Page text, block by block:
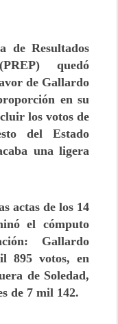
de Resultados
quedó
de Gallardo
en su
los votos de
del Estado
una ligera
actas de los 14
el cómputo
Gallardo
895 votos, en
de Soledad,
de 7 mil 142.